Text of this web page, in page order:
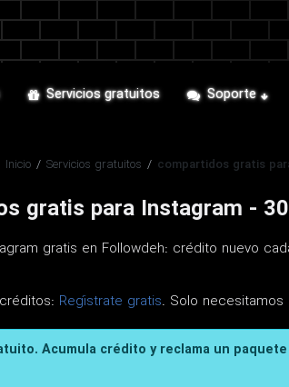
Servicios gratuitos Soporte
Inicio / Servicios gratuitos / compartidos gratis
gratis para Instagram -
gratis en Followdeh: crédito nuevo
Regístrate gratis. Solo necesitamos
Acumula crédito y reclama un